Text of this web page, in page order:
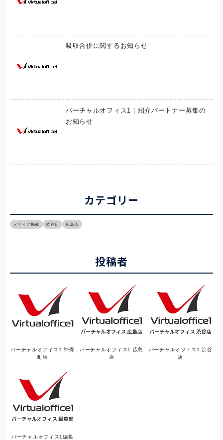
吸収合併に関するお知らせ
バーチャルオフィス1｜紹介パートナー募集の
お知らせ
カテゴリー
メディア掲載 渋谷店 広島店
投稿者
バーチャルオフィス1 神保
町店
バーチャルオフィス1 広島
店
バーチャルオフィス1 渋谷
店
バーチャルオフィス1編集